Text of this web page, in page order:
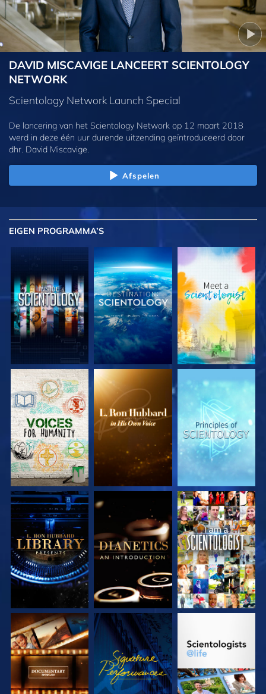
DAVID MISCAVIGE LANCEERT SCIENTOLOGY
NETWORK
Scientology Network Launch Special
De lancering van het Scientology Network op 12 maart 2018
werd in deze één uur durende uitzending geïntroduceerd door
dhr. David Miscavige.
Afspelen
EIGEN PROGRAMMA’S
VERKEN DE SERIE VERKEN DE SERIE VERKEN DE SERIE
VERKEN DE SERIE VERKEN DE SERIE KIJK
VERKEN DE SERIE KIJK VERKEN DE SERIE